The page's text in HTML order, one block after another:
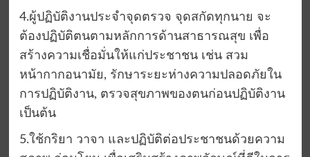
4.ผู้ปฏิบัติงานประจำจุดตรวจ จุดสกัดทุกนาย จะ
ต้องปฏิบัติตนตามหลักการด้านสาธารณสุข เพื่อ
สร้างความเชื่อมั่นให้แก่ประชาชน เช่น สวม
หน้ากากอนามัย, รักษาระยะห่างความปลอดภัยใน
การปฏิบัติงาน, ตรวจสุขภาพของตนก่อนปฏิบัติงาน
เป็นต้น
5.ใช้กริยา วาจา และปฏิบัติต่อประชาชนด้วยความ